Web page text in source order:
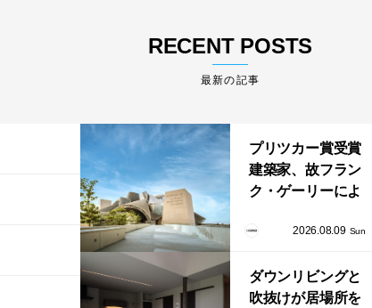
RECENT POSTS
最新の記事
プリツカー賞受賞
建築家、故フラン
ク・ゲーリーによ
ム・アブダビ」が
開館
2026.08.09 Sun
ダウンリビングと
吹抜けが居場所を